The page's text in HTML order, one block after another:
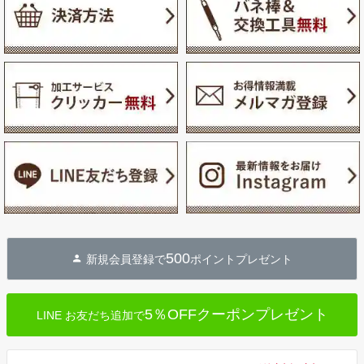
新規会員登録で500ポイントプレゼント
LINE お友だち追加で5％OFFクーポンプレゼント